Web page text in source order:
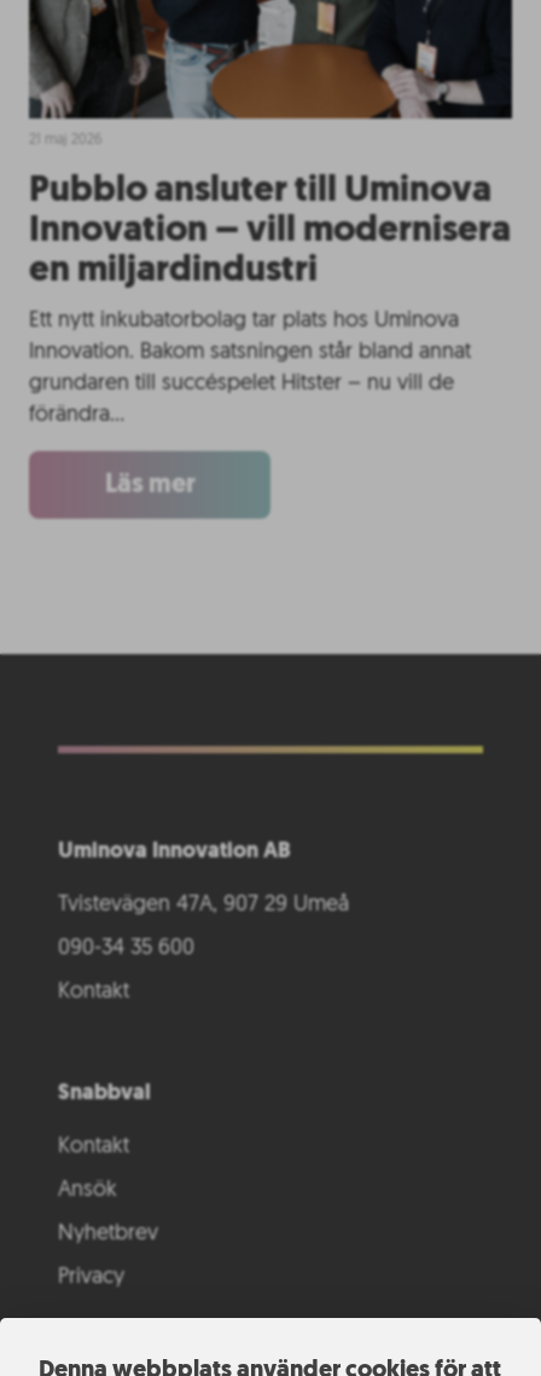
Denna webbplats använder cookies för att
Pubblo ansluter till Uminova
Innovation – vill modernisera
en miljardindustri
Ett nytt inkubatorbolag tar plats hos Uminova
Innovation. Bakom satsningen står bland annat
grundaren till succéspelet Hitster – nu vill de
förändra…
Läs mer
Uminova Innovation AB
Tvistevägen 47A, 907 29 Umeå
090-34 35 600
Kontakt
Snabbval
Kontakt
Ansök
Nyhetbrev
Privacy